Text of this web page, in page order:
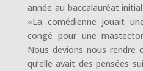
année au baccalauréat
«La comédienne jouait
congé pour une
Nous devions nous rendre
qu’elle avait des pensées